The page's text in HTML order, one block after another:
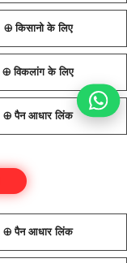
⊕ किसानो के लिए
⊕ विकलांग के लिए
⊕ पैन आधार लिंक
⊕ पैन आधार लिंक